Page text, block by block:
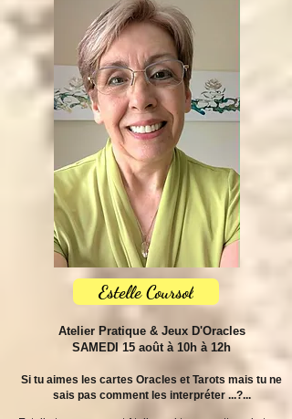
Estelle Coursol
Atelier Pratique & Jeux D'Oracles
S​​​AMEDI 15 août à 10h à 12h
Si tu aimes les cartes Oracles et Tarots mais tu ne
sais pas comment les interpréter ...?...